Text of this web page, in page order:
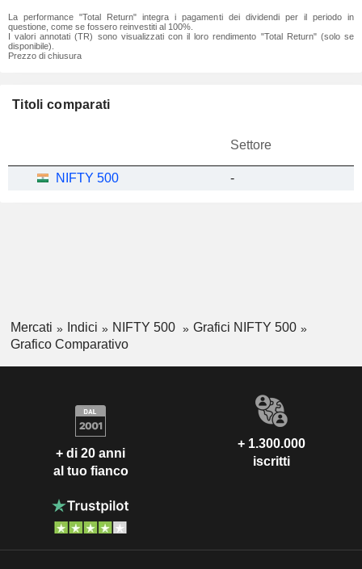
La performance "Total Return" integra i pagamenti dei dividendi per il periodo in
questione, come se fossero reinvestiti al 100%.
I valori annotati (TR) sono visualizzati con il loro rendimento "Total Return" (solo se
disponibile).
Prezzo di chiusura
Titoli comparati
Settore
NIFTY 500 -
Mercati Indici NIFTY 500
Grafici NIFTY 500
Grafico Comparativo
+ di 20 anni
al tuo fianco
+ 1.300.000
iscritti